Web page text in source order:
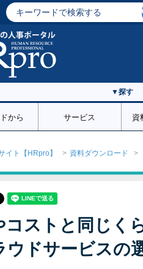
▼探す
から サービス 資
イト【HRpro】 資料ダウンロード
コストと同じく
ウドサービスの